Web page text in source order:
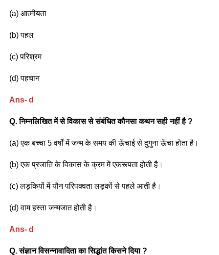
(a) आत्मीयता
(b) पहल
(c) परिश्रम
(d) पहचान
Ans- d
Q. निम्नलिखित में से विकास से संबंधित कौनसा कथन सही नहीं है ?
(a) एक बच्चा 5 वर्षों में जन्म के समय की ऊँचाई से दुगुना ऊँचा होता है।
(b) एक प्रजाति के विकास के क्रम में एकरूपता होती है।
(c) लड़कियों में यौन परिपक्वता लड़कों से पहले आती है।
(d) वाम हस्ता जन्मजात होती है।
Ans- d
Q. संज्ञान विसन्नावादिता का सिद्धांत किसने दिया ?